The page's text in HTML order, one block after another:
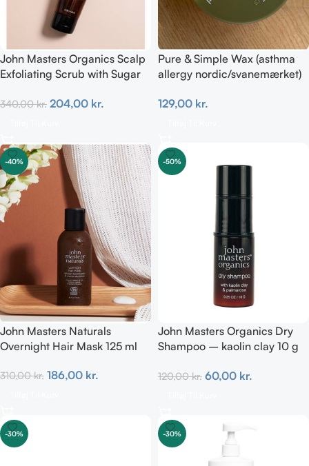
John Masters Organics Scalp
Exfoliating Scrub with Sugar
340,00kr. 204,00 kr.
Pure & Simple Wax (asthma
allergy nordic/svanemærket)
129,00 kr.
-40%
John Masters Naturals
Overnight Hair Mask 125 ml
310,00kr. 186,00 kr.
-50%
John Masters Organics Dry
Shampoo – kaolin clay 10 g
120,00kr. 60,00 kr.
-30% -30%